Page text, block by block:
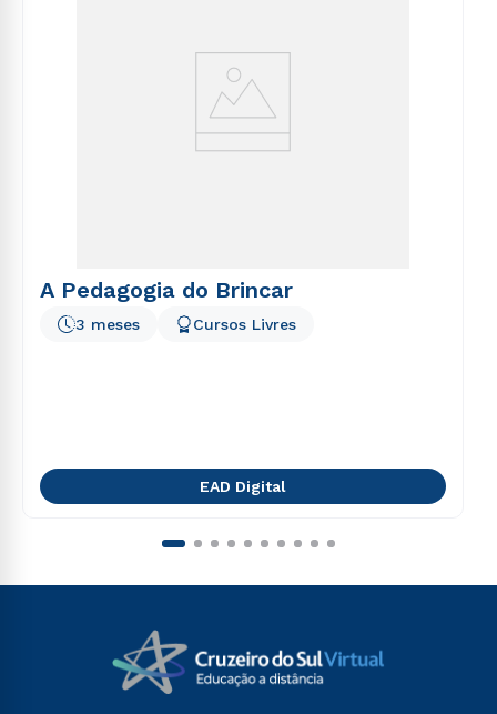
A Pedagogia do Brincar
3 meses Cursos Livres
EAD Digital